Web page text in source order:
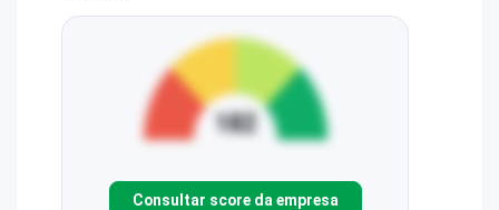
Consultar score da empresa